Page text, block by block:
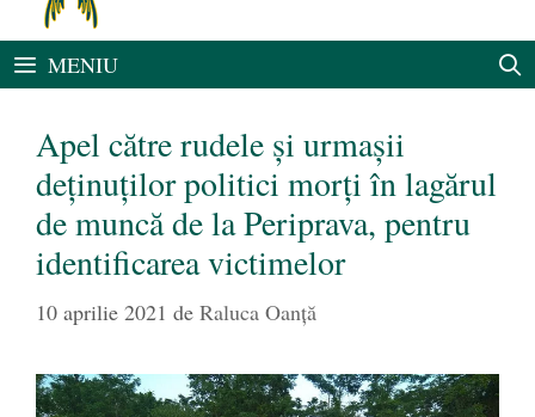
MENIU
Apel către rudele și urmașii
deținuților politici morți în lagărul
de muncă de la Periprava, pentru
identificarea victimelor
10 aprilie 2021 de Raluca Oanță